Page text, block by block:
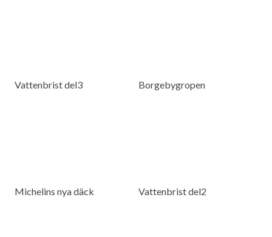
Vattenbrist del3 Borgebygropen
Michelins nya däck Vattenbrist del2